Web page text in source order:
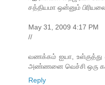
சத்தியமா ஒன்னும்
May 31, 2009 4:17 PM
//
வணக்கம் ஐயா, உள்குத்து
அண்ணனை வெச்சி ஒரு
Reply